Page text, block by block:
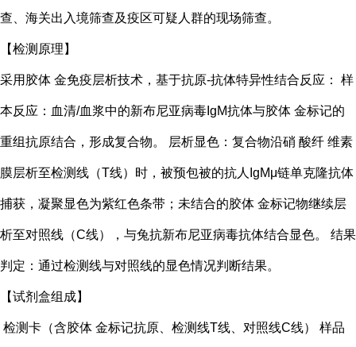
查、海关出入境筛查及疫区可疑人群的现场筛查。
【检测原理】
采用胶体 金免疫层析技术，基于抗原-抗体特异性结合反应： 样
本反应：血清/血浆中的新布尼亚病毒IgM抗体与胶体 金标记的
重组抗原结合，形成复合物。 层析显色：复合物沿硝 酸纤 维素
膜层析至检测线（T线）时，被预包被的抗人IgMμ链单克隆抗体
捕获，凝聚显色为紫红色条带；未结合的胶体 金标记物继续层
析至对照线（C线），与兔抗新布尼亚病毒抗体结合显色。 结果
判定：通过检测线与对照线的显色情况判断结果。
【试剂盒组成】
检测卡（含胶体 金标记抗原、检测线T线、对照线C线） 样品